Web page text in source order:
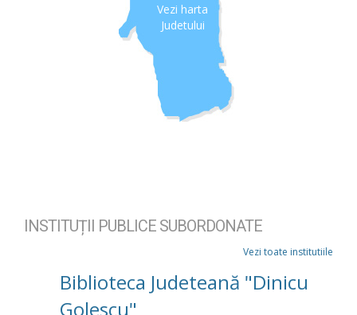
Vezi harta
Judetului
INSTITUȚII PUBLICE SUBORDONATE
Vezi toate institutiile
Biblioteca Judeteană "Dinicu
Golescu"